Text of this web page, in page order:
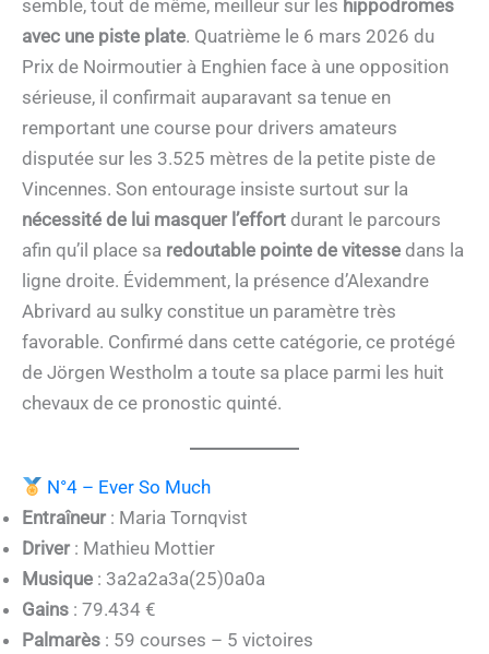
semble, tout de même, meilleur sur les hippodromes
avec une piste plate. Quatrième le 6 mars 2026 du
Prix de Noirmoutier à Enghien face à une opposition
sérieuse, il confirmait auparavant sa tenue en
remportant une course pour drivers amateurs
disputée sur les 3.525 mètres de la petite piste de
Vincennes. Son entourage insiste surtout sur la
nécessité de lui masquer l’effort durant le parcours
afin qu’il place sa redoutable pointe de vitesse dans la
ligne droite. Évidemment, la présence d’Alexandre
Abrivard au sulky constitue un paramètre très
favorable. Confirmé dans cette catégorie, ce protégé
de Jörgen Westholm a toute sa place parmi les huit
chevaux de ce pronostic quinté.
N°4 – Ever So Much
Entraîneur: Maria Tornqvist
Driver: Mathieu Mottier
Musique : 3a2a2a3a(25)0a0a
Gains : 79.434 €
Palmarès : 59 courses – 5 victoires